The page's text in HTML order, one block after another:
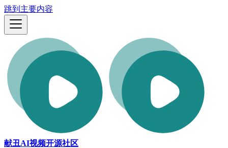
跳到主要内容
献丑AI视频开源社区